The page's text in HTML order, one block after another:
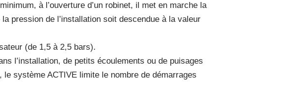
à l’ouverture d’un robinet, il met en marche la
la pression de l’installation soit descendue à la valeur
(de 1,5 à 2,5 bars).
l’installation, de petits écoulements ou de puisages
le système ACTIVE limite le nombre de démarrages